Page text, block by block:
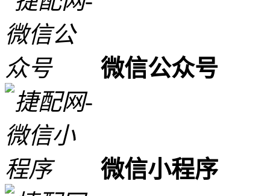
微信公众号
微信小程序